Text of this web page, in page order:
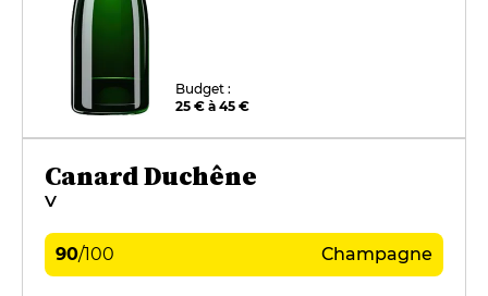
Budget :
25 € à 45 €
Canard Duchêne
V
90/100 Champagne